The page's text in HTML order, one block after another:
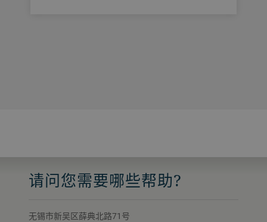
请问您需要哪些帮助?
无锡市新吴区薛典北路71号